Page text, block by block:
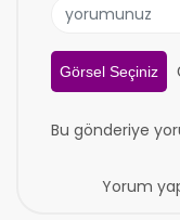
Görsel Seçiniz
Bu gönderiye
Yorum